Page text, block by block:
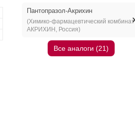
Пантопразол-Акрихин
(Химико-фармацевтический комбинат
АКРИХИН, Россия)
Все аналоги (21)